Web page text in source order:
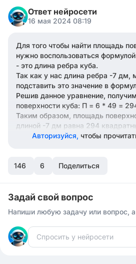
Ответ нейросети
16 мая 2024 08:19
Для того чтобы найти площадь
нужно воспользоваться
- это длина ребра куба.
Так как у нас длина ребра -7
подставить это значение в
Решив данное уравнение,
поверхности куба: П = 6 * 49 =
Таким образом, площадь
длиной -7 дм равна 294
Авторизуйся, чтобы
146 6 Поделиться
Задай свой вопрос
Напиши любую задачу или вопрос,